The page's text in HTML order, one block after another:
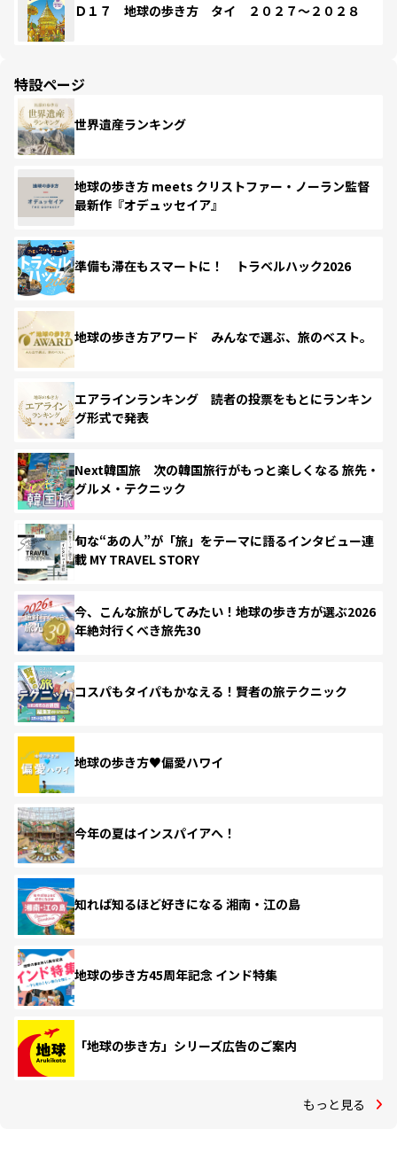
Ｄ１７ 地球の歩き方 タイ ２０２７～２０２８
特設ページ
世界遺産ランキング
地球の歩き方 meets クリストファー・ノーラン監督
最新作『オデュッセイア』
準備も滞在もスマートに！ トラベルハック2026
地球の歩き方アワード みんなで選ぶ、旅のベスト。
エアラインランキング 読者の投票をもとにランキン
グ形式で発表
Next韓国旅 次の韓国旅行がもっと楽しくなる 旅先・
グルメ・テクニック
旬な“あの人”が「旅」をテーマに語るインタビュー連
載 MY TRAVEL STORY
今、こんな旅がしてみたい！地球の歩き方が選ぶ2026
年絶対行くべき旅先30
コスパもタイパもかなえる！賢者の旅テクニック
地球の歩き方♥偏愛ハワイ
今年の夏はインスパイアへ！
知れば知るほど好きになる 湘南・江の島
地球の歩き方45周年記念 インド特集
「地球の歩き方」シリーズ広告のご案内
もっと見る